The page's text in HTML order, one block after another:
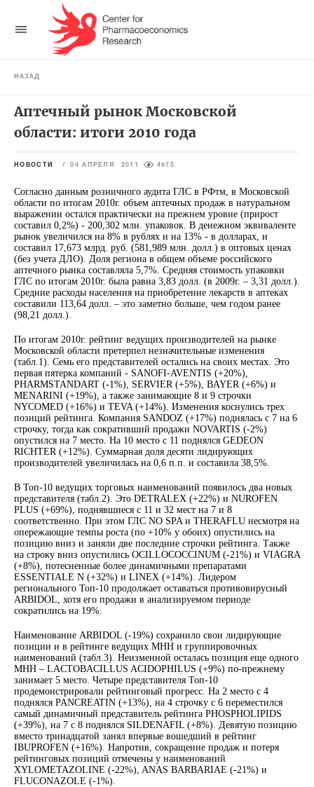
НАЗАД
Аптечный рынок Московской
области: итоги 2010 года
НОВОСТИ / 04 АПРЕЛЯ 2011 4975
Согласно данным розничного аудита ГЛС в РФтм, в Московской
области по итогам 2010г. объем аптечных продаж в натуральном
выражении остался практически на прежнем уровне (прирост
составил 0,2%) - 200,302 млн. упаковок. В денежном эквиваленте
рынок увеличился на 8% в рублях и на 13% - в долларах, и
составил 17,673 млрд. руб. (581,989 млн. долл.) в оптовых ценах
(без учета ДЛО). Доля региона в общем объеме российского
аптечного рынка составляла 5,7%. Средняя стоимость упаковки
ГЛС по итогам 2010г. была равна 3,83 долл. (в 2009г. – 3,31 долл.).
Средние расходы населения на приобретение лекарств в аптеках
составили 113,64 долл. – это заметно больше, чем годом ранее
(98,21 долл.).
По итогам 2010г. рейтинг ведущих производителей на рынке
Московской области претерпел незначительные изменения
(табл.1). Семь его представителей остались на своих местах. Это
первая пятерка компаний - SANOFI-AVENTIS (+20%),
PHARMSTANDART (-1%), SERVIER (+5%), BAYER (+6%) и
MENARINI (+19%), а также занимающие 8 и 9 строчки
NYCOMED (+16%) и TEVA (+14%). Изменения коснулись трех
позиций рейтинга. Компания SANDOZ (+17%) поднялась с 7 на 6
строчку, тогда как сокративший продажи NOVARTIS (-2%)
опустился на 7 место. На 10 место с 11 поднялся GEDEON
RICHTER (+12%). Суммарная доля десяти лидирующих
производителей увеличилась на 0,6 п.п. и составила 38,5%.
В Топ-10 ведущих торговых наименований появилось два новых
представителя (табл.2). Это DETRALEX (+22%) и NUROFEN
PLUS (+69%), поднявшиеся с 11 и 32 мест на 7 и 8
соответственно. При этом ГЛС NO SPA и THERAFLU несмотря на
опережающие темпы роста (по +10% у обоих) опустились на
позицию вниз и заняли две последние строчки рейтинга. Также
на строку вниз опустились OCILLOCOCCINUM (-21%) и VIAGRA
(+8%), потесненные более динамичными препаратами
ESSENTIALE N (+32%) и LINEX (+14%). Лидером
регионального Топ-10 продолжает оставаться противовирусный
ARBIDOL, хотя его продажи в анализируемом периоде
сократились на 19%.
Наименование ARBIDOL (-19%) сохранило свои лидирующие
позиции и в рейтинге ведущих МНН и группировочных
наименований (табл.3). Неизменной осталась позиция еще одного
МНН – LACTOBACILLUS ACIDOPHILUS (+9%) по-прежнему
занимает 5 место. Четыре представителя Топ-10
продемонстрировали рейтинговый прогресс. На 2 место с 4
поднялся PANCREATIN (+13%), на 4 строчку с 6 переместился
самый динамичный представитель рейтинга PHOSPHOLIPIDS
(+39%), на 7 с 8 поднялся SILDENAFIL (+8%). Девятую позицию
вместо тринадцатой занял впервые вошедший в рейтинг
IBUPROFEN (+16%). Напротив, сокращение продаж и потеря
рейтинговых позиций отмечены у наименований
XYLOMETAZOLINE (-22%), ANAS BARBARIAE (-21%) и
FLUCONAZOLE (-1%).